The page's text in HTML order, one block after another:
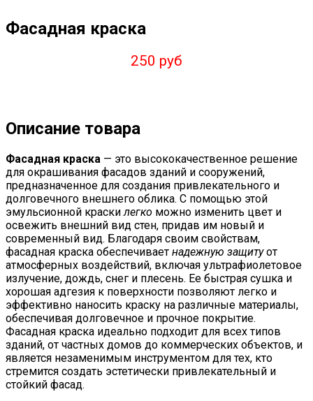
Фасадная краска
250 руб
Описание товара
Фасадная краска — это высококачественное решение
для окрашивания фасадов зданий и сооружений,
предназначенное для создания привлекательного и
долговечного внешнего облика. С помощью этой
эмульсионной краскилегко можно изменить цвет и
освежить внешний вид стен, придав им новый и
современный вид. Благодаря своим свойствам,
фасадная краска обеспечивает надежную защитуот
атмосферных воздействий, включая ультрафиолетовое
излучение, дождь, снег и плесень. Ее быстрая сушка и
хорошая адгезия к поверхности позволяют легко и
эффективно наносить краску на различные материалы,
обеспечивая долговечное и прочное покрытие.
Фасадная краска идеально подходит для всех типов
зданий, от частных домов до коммерческих объектов, и
является незаменимым инструментом для тех, кто
стремится создать эстетически привлекательный и
стойкий фасад.